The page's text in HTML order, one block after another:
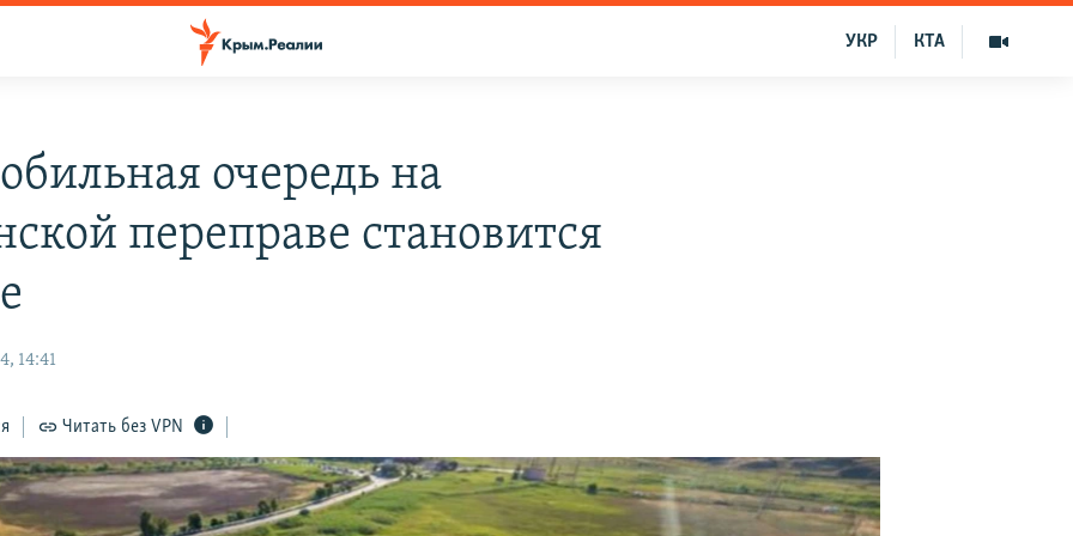
КТА
УКР
очередь на
переправе становится
14:41
Читать без VPN